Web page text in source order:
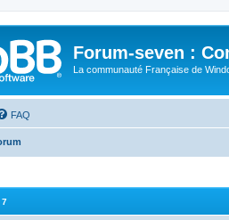
Forum-seven :
La communauté Française de
FAQ
7